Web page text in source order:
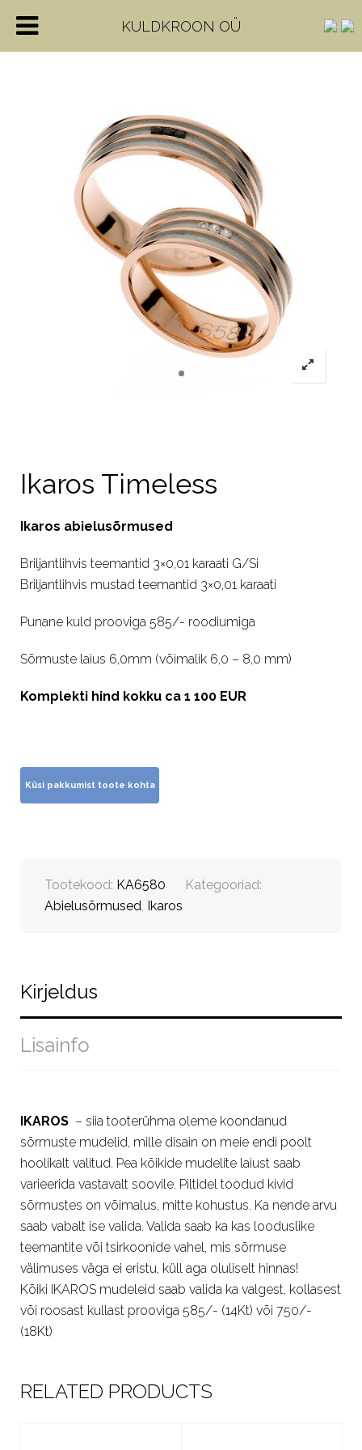
Ikaros Timeless
Ikaros abielusõrmused
Briljantlihvis teemantid 3×0,01 karaati G/Si
Briljantlihvis mustad teemantid 3×0,01 karaati
Punane kuld prooviga 585/- roodiumiga
Sõrmuste laius 6,0mm (võimalik 6,0 – 8,0 mm)
Komplekti hind kokku ca 1 100 EUR
Tootekood: KA6580
Kategooriad:
Abielusõrmused, Ikaros
Kirjeldus
Lisainfo
IKAROS – siia tooterühma oleme koondanud
sõrmuste mudelid, mille disain on meie endi poolt
hoolikalt valitud. Pea kõikide mudelite laiust saab
varieerida vastavalt soovile. Piltidel toodud kivid
sõrmustes on võimalus, mitte kohustus. Ka nende arvu
saab vabalt ise valida. Valida saab ka kas looduslike
teemantite või tsirkoonide vahel, mis sõrmuse
välimuses väga ei eristu, küll aga oluliselt hinnas!
Kõiki IKAROS mudeleid saab valida ka valgest, kollasest
või roosast kullast prooviga 585/- (14Kt) või 750/-
(18Kt)
RELATED PRODUCTS
KULDKROON OÜ